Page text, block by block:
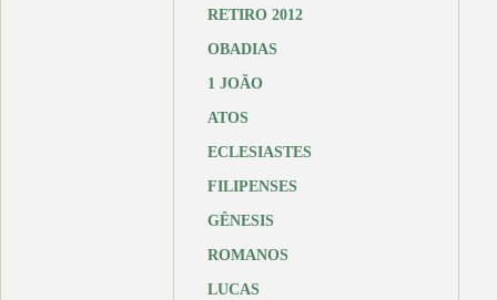
RETIRO 2012
OBADIAS
1 JOÃO
ATOS
ECLESIASTES
FILIPENSES
GÊNESIS
ROMANOS
LUCAS